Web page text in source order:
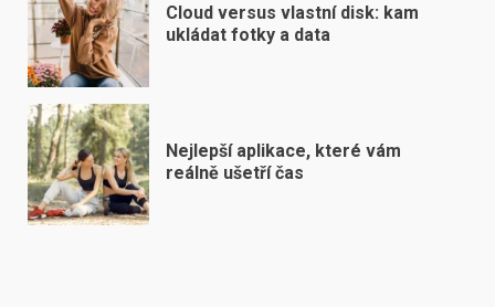
Cloud versus vlastní disk: kam
ukládat fotky a data
Nejlepší aplikace, které vám
reálně ušetří čas